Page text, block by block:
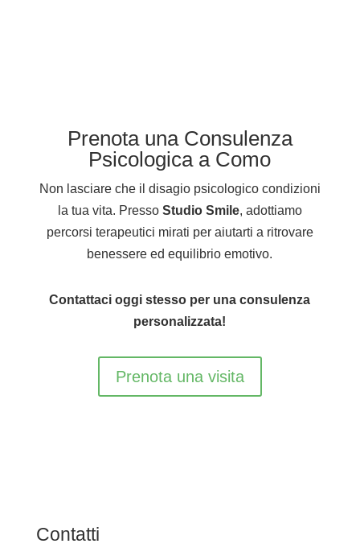
Prenota una Consulenza
Psicologica a Como
Non lasciare che il disagio psicologico condizioni
la tua vita. Presso Studio Smile, adottiamo
percorsi terapeutici mirati per aiutarti a ritrovare
benessere ed equilibrio emotivo.
Contattaci oggi stesso per una consulenza
personalizzata!
Prenota una visita
Contatti